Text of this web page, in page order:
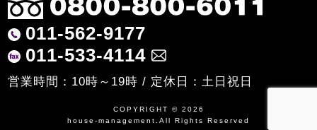
011-562-9177
011-533-4114
営業時間：10時～19時 / 定休日：土日祝日
COPYRIGHT © 2026
house-management.All Rights Reserved